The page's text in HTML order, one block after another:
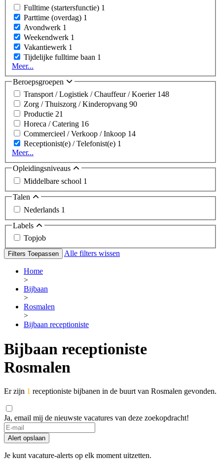
Fulltime (startersfunctie) 1
Parttime (overdag) 1
Avondwerk 1
Weekendwerk 1
Vakantiewerk 1
Tijdelijke fulltime baan 1
Meer...
Beroepsgroepen
Transport / Logistiek / Chauffeur / Koerier 148
Zorg / Thuiszorg / Kinderopvang 90
Productie 21
Horeca / Catering 16
Commercieel / Verkoop / Inkoop 14
Receptionist(e) / Telefonist(e) 1
Meer...
Opleidingsniveaus
Middelbare school 1
Talen
Nederlands 1
Labels
Topjob
Filters Toepassen Alle filters wissen
Home
>
Bijbaan
>
Rosmalen
>
Bijbaan receptioniste
Bijbaan receptioniste
Rosmalen
Er zijn 1 receptioniste bijbanen in de buurt van Rosmalen gevonden.
Ja, email mij de nieuwste vacatures van deze zoekopdracht!
Alert opslaan
Je kunt vacature-alerts op elk moment uitzetten.